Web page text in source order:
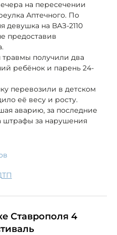
на пересечении
Аптечного. По
девушка на ВАЗ-2110
предоставив
получили два
ребёнок и парень 24-
перевозили в детском
её весу и росту.
аварию, за последние
штрафы за нарушения
ДТП
Ставрополя 4